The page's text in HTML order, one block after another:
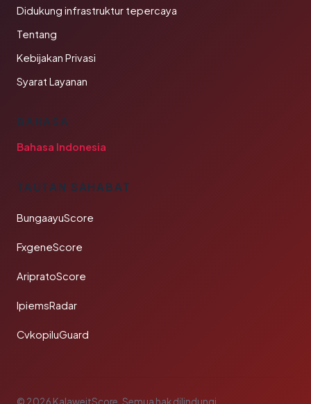
Didukung infrastruktur tepercaya
Tentang
Kebijakan Privasi
Syarat Layanan
BAHASA
Bahasa Indonesia
TAUTAN SAHABAT
BungaayuScore
FxgeneScore
AripratoScore
IpiemsRadar
CvkopiluGuard